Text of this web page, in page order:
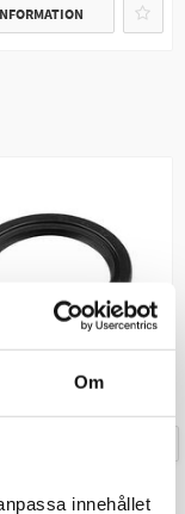
Om
innehållet
40x52x7 passar till